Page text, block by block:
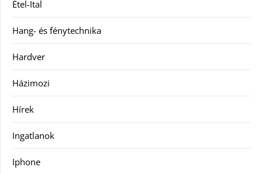
Étel-Ital
Hang- és fénytechnika
Hardver
Házimozi
Hírek
Ingatlanok
Iphone